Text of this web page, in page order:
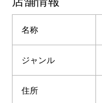
名称
ジャンル
住所